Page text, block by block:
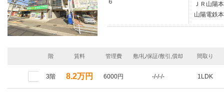
６
ＪＲ山陽
山陽電鉄
階 賃料 管理費 敷/礼/保証/敷引,償却 間取り
3階 8.2万円 6000円 -/-/-/- 1LDK